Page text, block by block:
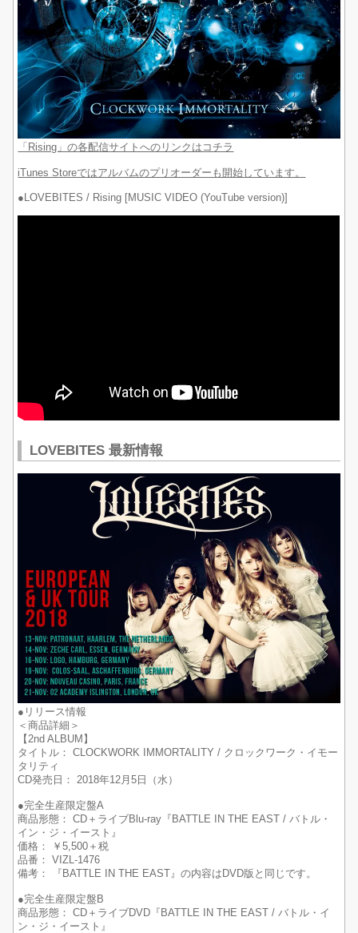
「Rising」の各配信サイトへのリンクはコチラ
iTunes Storeではアルバムのプリオーダーも開始しています。
●LOVEBITES / Rising [MUSIC VIDEO (YouTube version)]
LOVEBITES 最新情報
●リリース情報
＜商品詳細＞
【2nd ALBUM】
タイトル： CLOCKWORK IMMORTALITY / クロックワーク・イモー
タリティ
CD発売日： 2018年12月5日（水）
●完全生産限定盤A
商品形態： CD＋ライブBlu-ray『BATTLE IN THE EAST / バトル・
イン・ジ・イースト』
価格： ￥5,500＋税
品番： VIZL-1476
備考： 『BATTLE IN THE EAST』の内容はDVD版と同じです。
●完全生産限定盤B
商品形態： CD＋ライブDVD『BATTLE IN THE EAST / バトル・イ
ン・ジ・イースト』